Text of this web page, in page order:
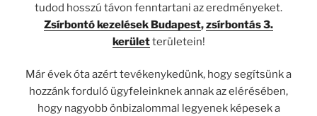
tudod hosszú távon fenntartani az eredményeket.
Zsírbontó kezelések Budapest,zsírbontás 3.
kerületterületein!
Már évek óta azért tevékenykedünk, hogy segítsünk a
hozzánk forduló ügyfeleinknek annak az elérésében,
hogy nagyobb önbizalommal legyenek képesek a